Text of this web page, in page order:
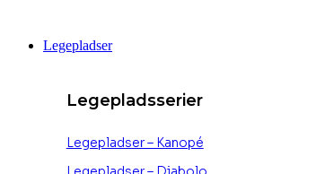
indholdLegepladser
Legepladsserier
Legepladser – Kanopé